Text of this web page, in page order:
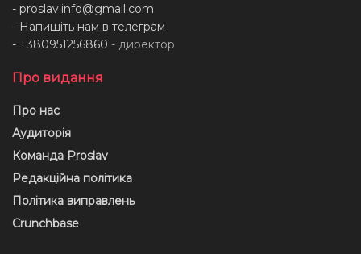
- proslav.info@gmail.com
- Напишіть нам в телеграм
- +380951256860 - директор
Про видання
Про нас
Аудиторія
Команда Proslav
Редакційна політика
Політика виправлень
Crunchbase